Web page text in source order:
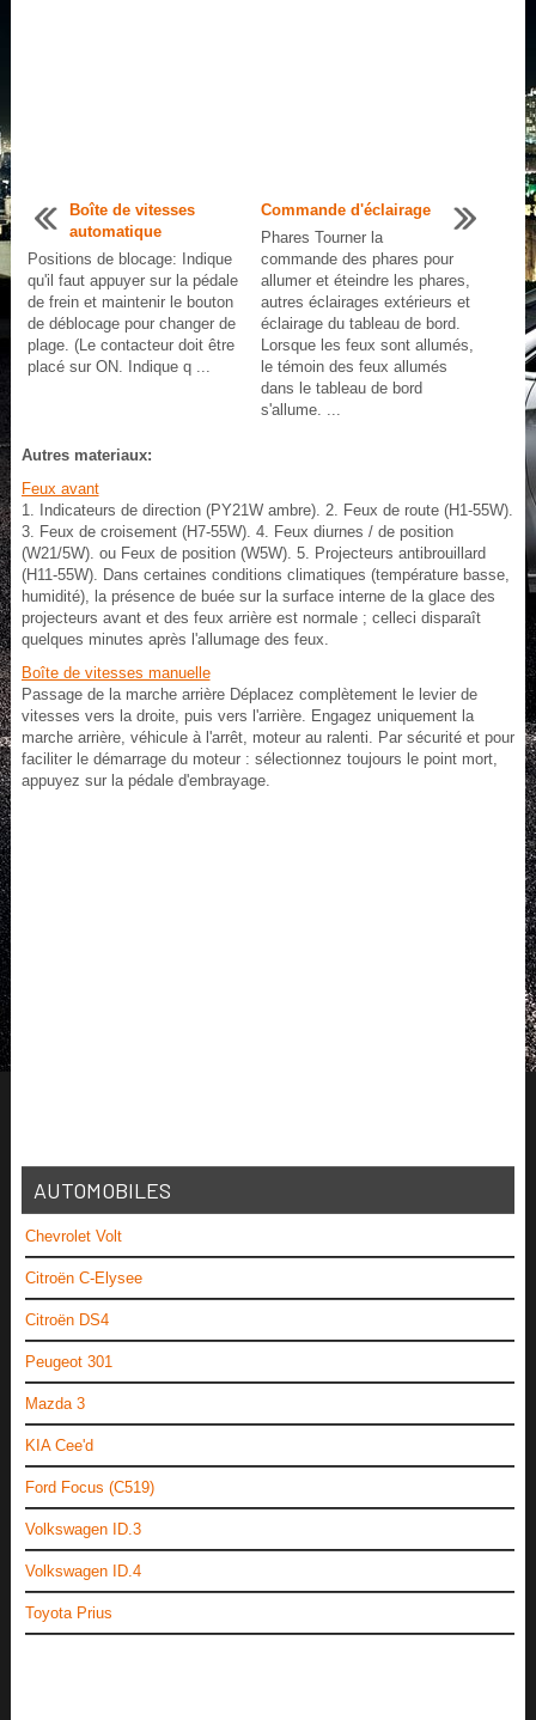
Boîte de vitesses
automatique
Positions de blocage: Indique
qu'il faut appuyer sur la pédale
de frein et maintenir le bouton
de déblocage pour changer de
plage. (Le contacteur doit être
placé sur ON. Indique q ...
Commande d'éclairage
Phares Tourner la
commande des phares pour
allumer et éteindre les phares,
autres éclairages extérieurs et
éclairage du tableau de bord.
Lorsque les feux sont allumés,
le témoin des feux allumés
dans le tableau de bord
s'allume. ...
Autres materiaux:
Feux avant
1. Indicateurs de direction (PY21W ambre). 2. Feux de route (H1-55W).
3. Feux de croisement (H7-55W). 4. Feux diurnes / de position
(W21/5W). ou Feux de position (W5W). 5. Projecteurs antibrouillard
(H11-55W). Dans certaines conditions climatiques (température basse,
humidité), la présence de buée sur la surface interne de la glace des
projecteurs avant et des feux arrière est normale ; celleci disparaît
quelques minutes après l'allumage des feux.
Boîte de vitesses manuelle
Passage de la marche arrière Déplacez complètement le levier de
vitesses vers la droite, puis vers l'arrière. Engagez uniquement la
marche arrière, véhicule à l'arrêt, moteur au ralenti. Par sécurité et pour
faciliter le démarrage du moteur : sélectionnez toujours le point mort,
appuyez sur la pédale d'embrayage.
AUTOMOBILES
Chevrolet Volt
Citroën C-Elysee
Citroën DS4
Peugeot 301
Mazda 3
KIA Cee'd
Ford Focus (C519)
Volkswagen ID.3
Volkswagen ID.4
Toyota Prius